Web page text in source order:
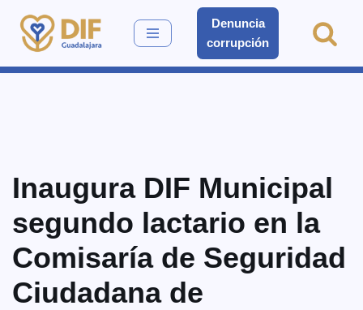
Saltar
Denuncia
corrupción
Inaugura DIF Municipal
segundo lactario en la
Comisaría de Seguridad
Ciudadana de